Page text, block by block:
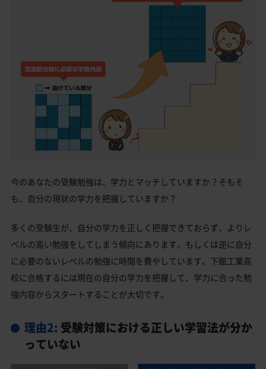
今のあなたの受験勉強は、学力とマッチしていますか？そもそ
も、自分の現状の学力を把握していますか？
多くの受験生が、自分の学力を正しく把握できておらず、よりレ
ベルの高い勉強をしてしまう傾向にあります。もしくは逆に自分
に必要のないレベルの勉強に時間を費やしています。下館工業高
校に合格するには現在の自分の学力を把握して、学力に合った勉
強内容からスタートすることが大切です。
理由2: 受験対策における正しい学習法が分か
っていない